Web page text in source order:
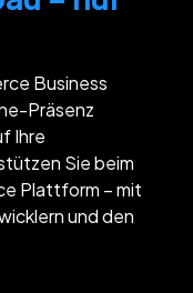
Business
Präsenz
Ihre
Sie beim
Plattform – mit
und den